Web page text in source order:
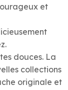
et
douces. La
collections
originale et